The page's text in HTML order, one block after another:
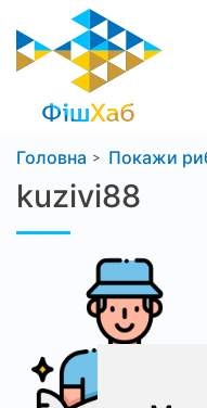
Головна Покажи
kuzivi88